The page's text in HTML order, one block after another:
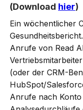
(Download hier)
Ein wöchentlicher
Anrufe von Read
(oder der CRM-
HubSpot/
Anrufe nach